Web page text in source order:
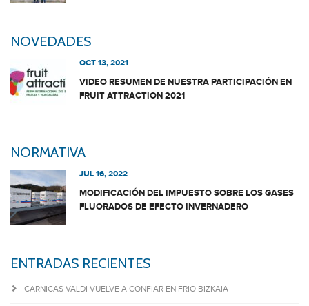
NOVEDADES
OCT 13, 2021
VIDEO RESUMEN DE NUESTRA PARTICIPACIÓN EN
FRUIT ATTRACTION 2021
NORMATIVA
JUL 16, 2022
MODIFICACIÓN DEL IMPUESTO SOBRE LOS GASES
FLUORADOS DE EFECTO INVERNADERO
ENTRADAS RECIENTES
CARNICAS VALDI VUELVE A CONFIAR EN FRIO BIZKAIA